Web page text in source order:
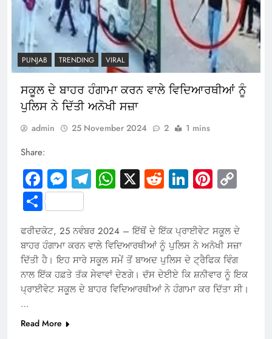
PUNJAB TRENDING VIRAL
ਸਕੂਲ ਦੇ ਬਾਹਰ ਹੰਗਾਮਾ ਕਰਨ ਵਾਲੇ ਵਿਦਿਆਰਥੀਆਂ ਨੂੰ
ਪੁਲਿਸ ਨੇ ਦਿੱਤੀ ਅਨੋਖੀ ਸਜ਼ਾ
admin 25 November 2024 2 1 mins
Share:
Facebook
Messenger
Telegram
WhatsApp
X RedditLinkedIn
Share
ਫਰੀਦਕੋਟ, 25 ਨਵੰਬਰ 2024 – ਇੱਥੋਂ ਦੇ ਇੱਕ ਪ੍ਰਾਈਵੇਟ ਸਕੂਲ ਦੇ
ਬਾਹਰ ਹੰਗਾਮਾ ਕਰਨ ਵਾਲੇ ਵਿਦਿਆਰਥੀਆਂ ਨੂੰ ਪੁਲਿਸ ਨੇ ਅਨੋਖੀ ਸਜ਼ਾ
ਦਿੱਤੀ ਹੈ। ਇਹ ਸਾਰੇ ਸਕੂਲ ਸਮੇਂ ਤੋਂ ਬਾਅਦ ਪੁਲਿਸ ਦੇ ਟ੍ਰੈਫਿਕ ਵਿੰਗ
ਨਾਲ ਇੱਕ ਹਫ਼ਤੇ ਤੱਕ ਸੇਵਾਵਾਂ ਦੇਣਗੇ। ਦੱਸ ਦੇਈਏ ਕਿ ਸ਼ਨੀਵਾਰ ਨੂੰ ਇਕ
ਪ੍ਰਾਈਵੇਟ ਸਕੂਲ ਦੇ ਬਾਹਰ ਵਿਦਿਆਰਥੀਆਂ ਨੇ ਹੰਗਾਮਾ ਕਰ ਦਿੱਤਾ ਸੀ।
…
Read More